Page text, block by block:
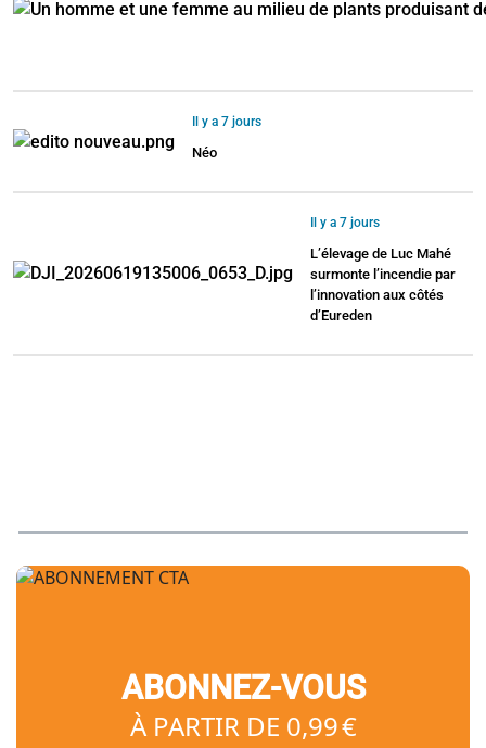
Il y a 7 jours
Néo
Il y a 7 jours
L’élevage de Luc Mahé
surmonte l’incendie par
l’innovation aux côtés
d’Eureden
ABONNEZ-VOUS
À PARTIR DE 0,99 €